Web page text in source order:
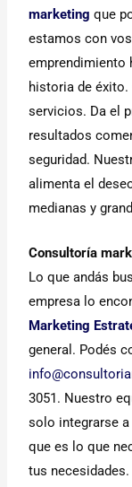
marketing que
estamos con
emprendimiento
historia de
servicios. Da el
resultados
seguridad.
alimenta el
medianas y
Consultoría
Lo que andás
empresa lo
Marketing
general. Podés
3051. Nuestro
solo integrarse
que es lo que
tus necesidades.